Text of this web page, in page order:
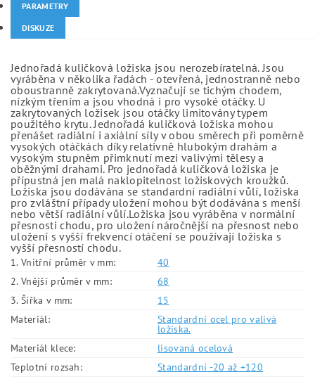
PARAMETRY
DISKUZE
Jednořadá kuličková ložiska jsou nerozebíratelná. Jsou
vyráběna v několika řadách - otevřená, jednostranně nebo
oboustranně zakrytovaná.Vyznačují se tichým chodem,
nízkým třením a jsou vhodná i pro vysoké otáčky. U
zakrytovaných ložisek jsou otáčky limitovány typem
použitého krytu. Jednořadá kuličková ložiska mohou
přenášet radiální i axiální síly v obou směrech při poměrně
vysokých otáčkách díky relativně hlubokým drahám a
vysokým stupněm přimknutí mezi valivými tělesy a
oběžnými drahami. Pro jednořadá kuličková ložiska je
přípustná jen malá naklopitelnost ložiskových kroužků.
Ložiska jsou dodávána se standardní radiální vůlí, ložiska
pro zvláštní případy uložení mohou být dodávána s menší
nebo větší radiální vůlí.Ložiska jsou vyráběna v normální
přesnosti chodu, pro uložení náročnější na přesnost nebo
uložení s vyšší frekvencí otáčení se používají ložiska s
vyšší přesností chodu.
1. Vnitřní průměr v mm:
40
2. Vnější průměr v mm:
68
3. Šířka v mm:
15
Materiál:
Standardní ocel pro valivá
ložiska.
Materiál klece:
lisovaná ocelová
Teplotní rozsah:
Standardní -20 až +120